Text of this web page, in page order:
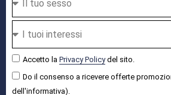
Accetto la Privacy Policydel sito.
Do il consenso a ricevere offerte
dell'informativa).